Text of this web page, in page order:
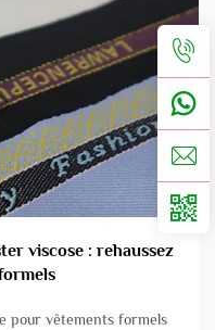
viscose : rehaussez
pour vêtements formels